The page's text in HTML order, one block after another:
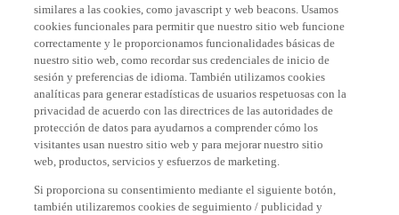
similares a las cookies, como javascript y web beacons. Usamos
cookies funcionales para permitir que nuestro sitio web funcione
correctamente y le proporcionamos funcionalidades básicas de
nuestro sitio web, como recordar sus credenciales de inicio de
sesión y preferencias de idioma. También utilizamos cookies
analíticas para generar estadísticas de usuarios respetuosas con la
privacidad de acuerdo con las directrices de las autoridades de
protección de datos para ayudarnos a comprender cómo los
visitantes usan nuestro sitio web y para mejorar nuestro sitio
web, productos, servicios y esfuerzos de marketing.
Si proporciona su consentimiento mediante el siguiente botón,
también utilizaremos cookies de seguimiento / publicidad y